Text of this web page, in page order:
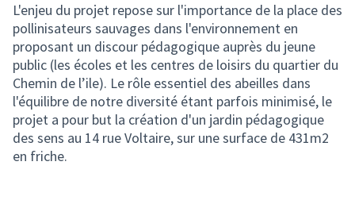
L'enjeu du projet repose sur l'importance de la place des
pollinisateurs sauvages dans l'environnement en
proposant un discour pédagogique auprès du jeune
public (les écoles et les centres de loisirs du quartier du
Chemin de l’ile). Le rôle essentiel des abeilles dans
l'équilibre de notre diversité étant parfois minimisé, le
projet a pour but la création d'un jardin pédagogique
des sens au 14 rue Voltaire, sur une surface de 431m2
en friche.